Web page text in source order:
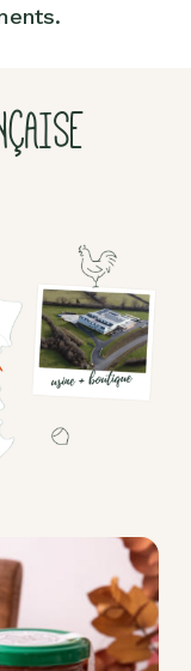
culinaires
Boisson
poudre
Fruits
secs
Mélanges
apéritifs
Tartinables
apéritifs